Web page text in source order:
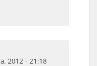
2012 - 21:18